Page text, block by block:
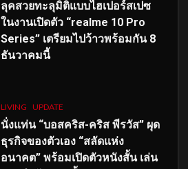
ลุคสวยทะลุมิติแบบไฮเปอร์สเปซ
ในงานเปิดตัว “realme 10 Pro
Series” เตรียมไปว้าวพร้อมกัน 8
ธันวาคมนี้
LIVING UPDATE
นั่งแท่น “บอสคริส-คริส พีรวัส” ผุด
ธุรกิจของตัวเอง “สลัดแห่ง
อนาคต” พร้อมเปิดตัวหนังสั้น เล่น